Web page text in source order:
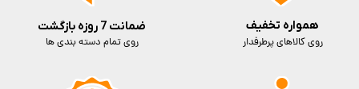
نسخه اندروید
زمان معرفی
ضمانت 7 روزه بازگشت
روی تمام دسته بندی ها
همواره تخفیف
روی کالاهای پرطرفدار